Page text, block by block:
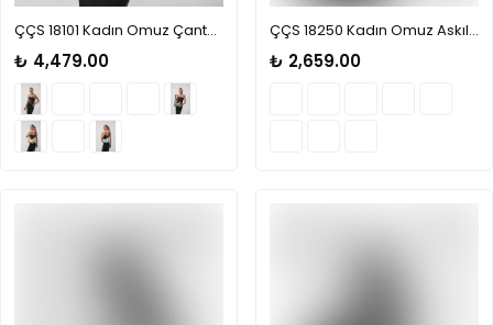
ÇÇS 18101 Kadın Omuz Çantası
₺ 4,479.00
ÇÇS 18250 Kadın Omuz Askılı El Çantası
₺ 2,659.00